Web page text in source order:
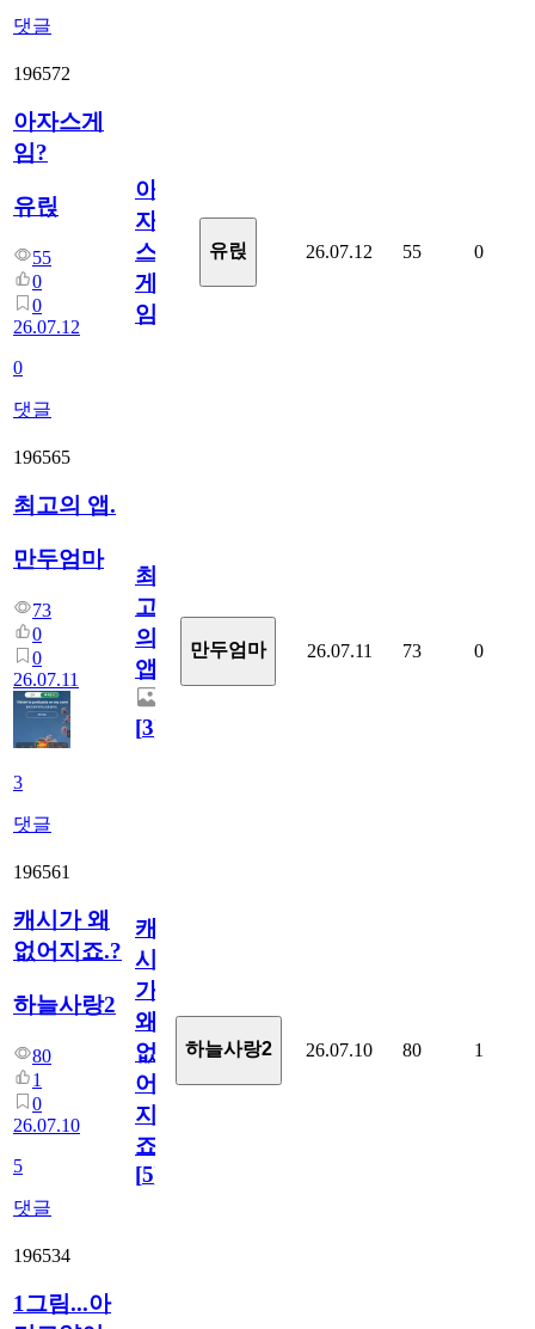
댓글
196572
아자스게
임?
유릱
55
0
0
26.07.12
0
댓글
아
자
스
게
임?
유릱 26.07.12 55 0
196565
최고의 앱.
만두엄마
73
0
0
26.07.11
3
댓글
최
고
의
앱.
[3]
만두엄마 26.07.11 73 0
196561
캐시가 왜
없어지죠.?
하늘사랑2
80
1
0
26.07.10
5
댓글
캐
시
가
왜
없
어
지
죠.?
[5]
하늘사랑2 26.07.10 80 1
196534
1그림...아